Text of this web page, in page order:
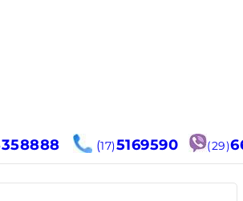
(17)5169590 (29)